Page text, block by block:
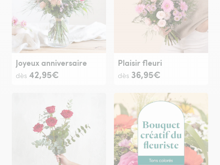
Joyeux anniversaire
dès 42,95€
Plaisir fleuri
dès 36,95€